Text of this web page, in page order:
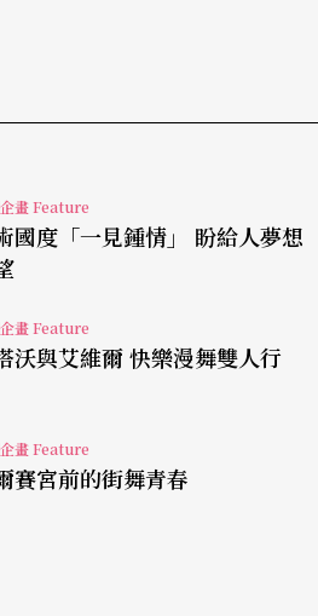
卻沒人意會到，也沒人視為這是
代初期是抽象、不起眼、無強
肯定的譯名），更為人通曉的
）、鎖舞（Locking）、電流
化類型。這不似搖滾或是電子
舞（Rave）講求的是生活風
，街舞成為台灣「追趕」的第
畫 Feature
國度「一見鍾情」 盼給人夢想
畫 Feature
沃與艾維爾 快樂漫舞雙人行
畫 Feature
賽宮前的街舞青春